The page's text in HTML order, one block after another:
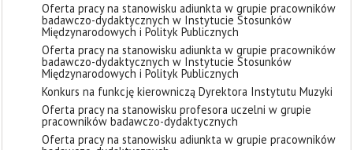
Oferta pracy na stanowisku adiunkta w grupie pracowników
badawczo-dydaktycznych w Instytucie Stosunków
Międzynarodowych i Polityk Publicznych
Oferta pracy na stanowisku adiunkta w grupie pracowników
badawczo-dydaktycznych w Instytucie Stosunków
Międzynarodowych i Polityk Publicznych
Konkurs na funkcję kierowniczą Dyrektora Instytutu Muzyki
Oferta pracy na stanowisku profesora uczelni w grupie
pracowników badawczo-dydaktycznych
Oferta pracy na stanowisku adiunkta w grupie pracowników